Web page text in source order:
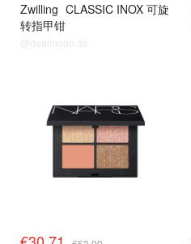
Zwilling CLASSIC INOX 可旋
转指甲钳
@dealmoon.de